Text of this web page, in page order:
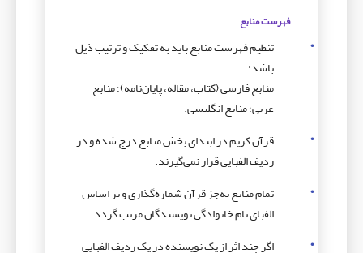
فهرست منابع
تنظیم فهرست منابع باید به تفکیک و ترتیب ذیل
باشد:
منابع فارسی (کتاب، مقاله، پایان‌نامه)؛ منابع
عربی؛ منابع انگلیسی.
قرآن کریم در ابتدای بخش منابع درج شده و در
ردیف الفبایی قرار نمی‌گیرند.
تمام منابع به‌جز قرآن شماره‌گذاری و بر اساس
الفبای نام خانوادگی نویسندگان مرتب گردد.
اگر چند اثر از یک نویسنده در یک ردیف الفبایی